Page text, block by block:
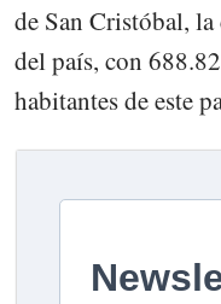
de San Cristóbal,
del país, con
habitantes de este